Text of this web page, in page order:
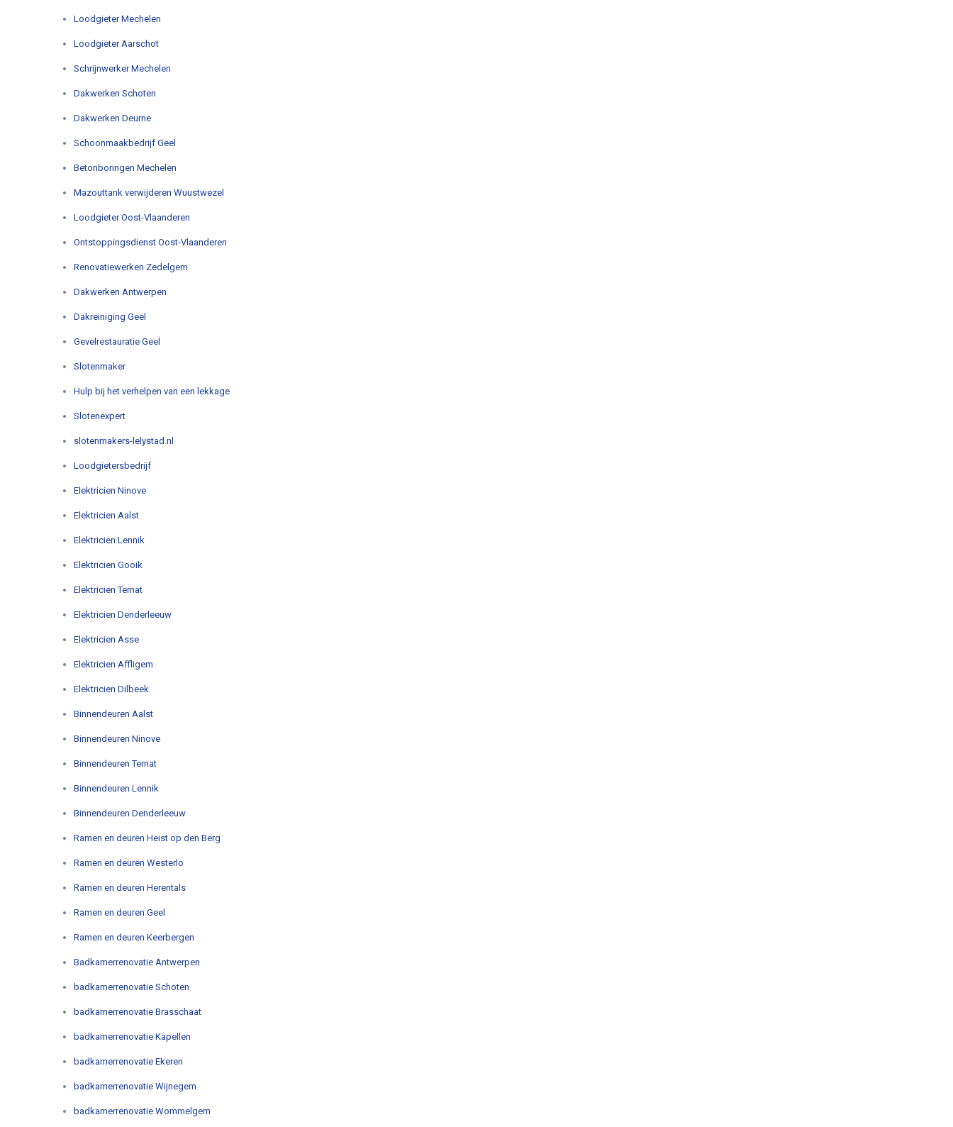
Loodgieter Mechelen
Loodgieter Aarschot
Schrijnwerker Mechelen
Dakwerken Schoten
Dakwerken Deurne
Schoonmaakbedrijf Geel
Betonboringen Mechelen
Mazouttank verwijderen Wuustwezel
Loodgieter Oost-Vlaanderen
Ontstoppingsdienst Oost-Vlaanderen
Renovatiewerken Zedelgem
Dakwerken Antwerpen
Dakreiniging Geel
Gevelrestauratie Geel
Slotenmaker
Hulp bij het verhelpen van een lekkage
Slotenexpert
slotenmakers-lelystad.nl
Loodgietersbedrijf
Elektricien Ninove
Elektricien Aalst
Elektricien Lennik
Elektricien Gooik
Elektricien Ternat
Elektricien Denderleeuw
Elektricien Asse
Elektricien Affligem
Elektricien Dilbeek
Binnendeuren Aalst
Binnendeuren Ninove
Binnendeuren Ternat
Binnendeuren Lennik
Binnendeuren Denderleeuw
Ramen en deuren Heist op den Berg
Ramen en deuren Westerlo
Ramen en deuren Herentals
Ramen en deuren Geel
Ramen en deuren Keerbergen
Badkamerrenovatie Antwerpen
badkamerrenovatie Schoten
badkamerrenovatie Brasschaat
badkamerrenovatie Kapellen
badkamerrenovatie Ekeren
badkamerrenovatie Wijnegem
badkamerrenovatie Wommelgem